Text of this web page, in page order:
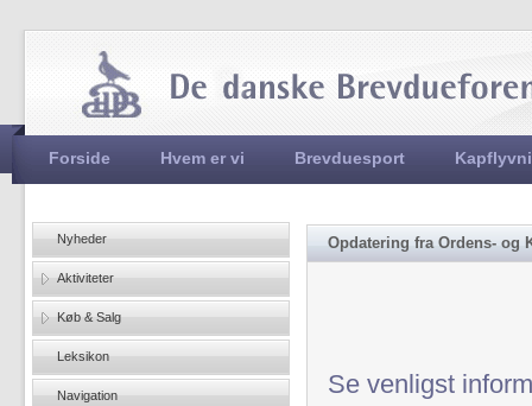
Hovedmenu
Forside Hvem er vi Brevduesport
Opdatering fra Ordens- og
Se venligst
Nyheder
Aktiviteter
Køb & Salg
Leksikon
Navigation